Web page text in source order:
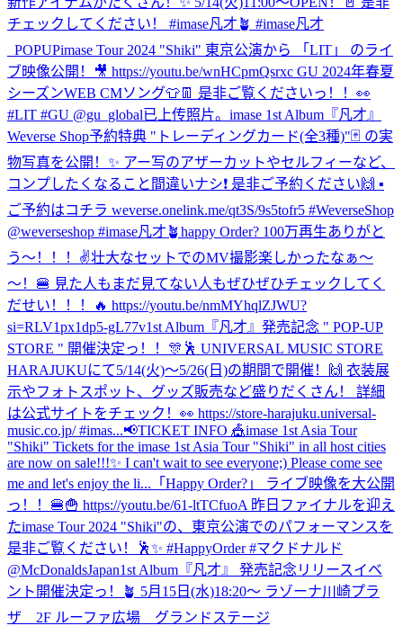
チェックしてください！ #imase凡才🪴 #imase凡才
_POPUPimase Tour 2024 "Shiki" 東京公演から 「LIT」 のライ
ブ映像公開！🎥 https://youtu.be/wnHCpmQsrxc GU 2024年春夏
シーズンWEB CMソング👕👖 是非ご覧くださいっ！！👀
#LIT #GU @gu_global已上传照片。 imase 1st Album『凡才』
Weverse Shop予約特典 "トレーディングカード(全3種)"🃏 の実
物写真を公開！✨ アー写のアザーカットやセルフィーなど、
コンプしたくなること間違いナシ❗️ 是非ご予約ください🙌 ▪︎
ご予約はコチラ weverse.onelink.me/qt3S/9s5tofr5 #WeverseShop
@weverseshop #imase凡才🪴happy Order? 100万再生ありがと
う〜！！！✌️壮大なセットでのMV撮影楽しかったなぁ〜
〜！🍔 見た人もまだ見てない人もぜひぜひチェックしてく
だせい！！！🔥 https://youtu.be/nmMYhqlZJWU?
si=RLV1px1dp5-gL77v1st Album『凡才』発売記念 " POP-UP
STORE " 開催決定っ！！🎊🕺 UNIVERSAL MUSIC STORE
HARAJUKUにて5/14(火)〜5/26(日)の期間で開催！🙌 衣装展
示やフォトスポット、グッズ販売など盛りだくさん！ 詳細
は公式サイトをチェック！👀 https://store-harajuku.universal-
music.co.jp/ #imas...📢TICKET INFO 🎪imase 1st Asia Tour
"Shiki" Tickets for the imase 1st Asia Tour "Shiki" in all host cities
are now on sale!!!✨ I can't wait to see everyone;) Please come see
me and let's enjoy the li... 「Happy Order?」 ライブ映像を大公開
っ！！🍔🍟 https://youtu.be/61-ltTCfuoA 昨日ファイナルを迎え
たimase Tour 2024 "Shiki"の、東京公演でのパフォーマンスを
是非ご覧ください！🕺✨ #HappyOrder #マクドナルド
@McDonaldsJapan1st Album『凡才』 発売記念リリースイベ
ント開催決定っ！🪴 5月15日(水)18:20〜 ラゾーナ川崎プラ
ザ 2F ルーファ広場 グランドステージ